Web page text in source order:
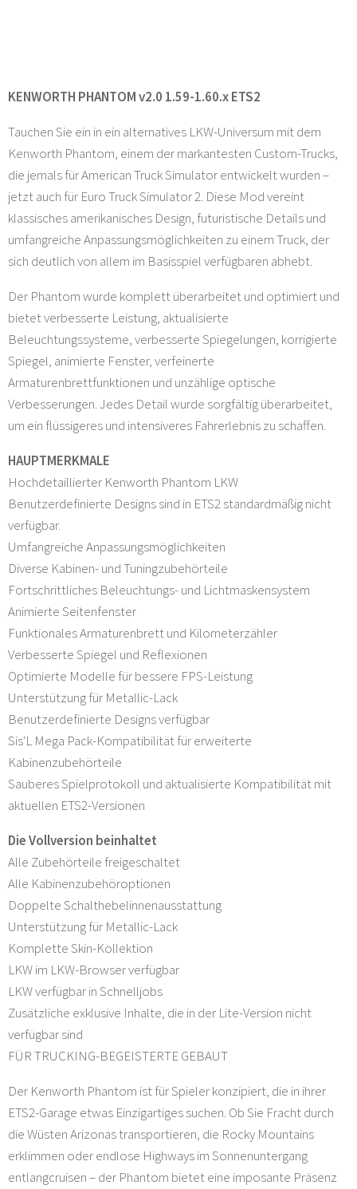
KENWORTH PHANTOM v2.0 1.59-1.60.x ETS2
Tauchen Sie ein in ein alternatives LKW-Universum mit dem
Kenworth Phantom, einem der markantesten Custom-Trucks,
die jemals für American Truck Simulator entwickelt wurden –
jetzt auch für Euro Truck Simulator 2. Diese Mod vereint
klassisches amerikanisches Design, futuristische Details und
umfangreiche Anpassungsmöglichkeiten zu einem Truck, der
sich deutlich von allem im Basisspiel verfügbaren abhebt.
Der Phantom wurde komplett überarbeitet und optimiert und
bietet verbesserte Leistung, aktualisierte
Beleuchtungssysteme, verbesserte Spiegelungen, korrigierte
Spiegel, animierte Fenster, verfeinerte
Armaturenbrettfunktionen und unzählige optische
Verbesserungen. Jedes Detail wurde sorgfältig überarbeitet,
um ein flüssigeres und intensiveres Fahrerlebnis zu schaffen.
HAUPTMERKMALE
Hochdetaillierter Kenworth Phantom LKW
Benutzerdefinierte Designs sind in ETS2 standardmäßig nicht
verfügbar.
Umfangreiche Anpassungsmöglichkeiten
Diverse Kabinen- und Tuningzubehörteile
Fortschrittliches Beleuchtungs- und Lichtmaskensystem
Animierte Seitenfenster
Funktionales Armaturenbrett und Kilometerzähler
Verbesserte Spiegel und Reflexionen
Optimierte Modelle für bessere FPS-Leistung
Unterstützung für Metallic-Lack
Benutzerdefinierte Designs verfügbar
Sis'L Mega Pack-Kompatibilität für erweiterte
Kabinenzubehörteile
Sauberes Spielprotokoll und aktualisierte Kompatibilität mit
aktuellen ETS2-Versionen
Die Vollversion beinhaltet
Alle Zubehörteile freigeschaltet
Alle Kabinenzubehöroptionen
Doppelte Schalthebelinnenausstattung
Unterstützung für Metallic-Lack
Komplette Skin-Kollektion
LKW im LKW-Browser verfügbar
LKW verfügbar in Schnelljobs
Zusätzliche exklusive Inhalte, die in der Lite-Version nicht
verfügbar sind
FÜR TRUCKING-BEGEISTERTE GEBAUT
Der Kenworth Phantom ist für Spieler konzipiert, die in ihrer
ETS2-Garage etwas Einzigartiges suchen. Ob Sie Fracht durch
die Wüsten Arizonas transportieren, die Rocky Mountains
erklimmen oder endlose Highways im Sonnenuntergang
entlangcruisen – der Phantom bietet eine imposante Präsenz